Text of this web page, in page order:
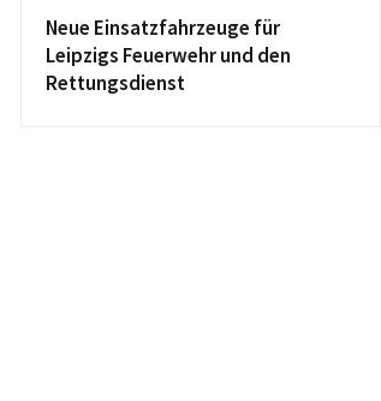
Neue Einsatzfahrzeuge für
Leipzigs Feuerwehr und den
Rettungsdienst